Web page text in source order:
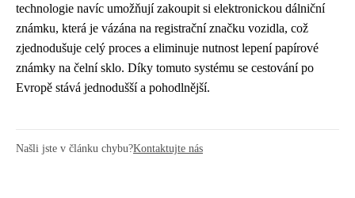
technologie navíc umožňují zakoupit si elektronickou dálniční
známku, která je vázána na registrační značku vozidla, což
zjednodušuje celý proces a eliminuje nutnost lepení papírové
známky na čelní sklo. Díky tomuto systému se cestování po
Evropě stává jednodušší a pohodlnější.
Našli jste v článku chybu?Kontaktujte nás